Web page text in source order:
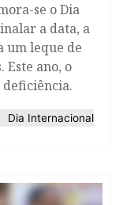
se o Dia
a data, a
um leque de
ano, o
deficiência.
Dia Internacional